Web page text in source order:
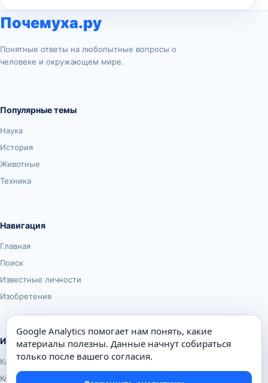
Почемуха.ру
Понятные ответы на любопытные вопросы о
человеке и окружающем мире.
Популярные темы
Наука
История
Животные
Техника
Навигация
Главная
Поиск
Известные личности
Изобретения
Информация
Карта сайта
Контакты
Google Analytics помогает нам понять, какие
материалы полезны. Данные начнут собираться
только после вашего согласия.